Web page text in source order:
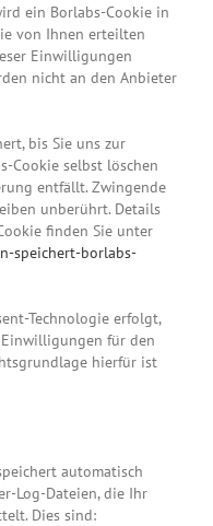
ein Borlabs-Cookie in
von Ihnen erteilten
Einwilligungen
nicht an den Anbieter
bis Sie uns zur
Cookie selbst löschen
entfällt. Zwingende
unberührt. Details
finden Sie unter
speichert-borlabs-
Technologie erfolgt,
für den
hierfür ist
automatisch
Log-Dateien, die Ihr
Dies sind: